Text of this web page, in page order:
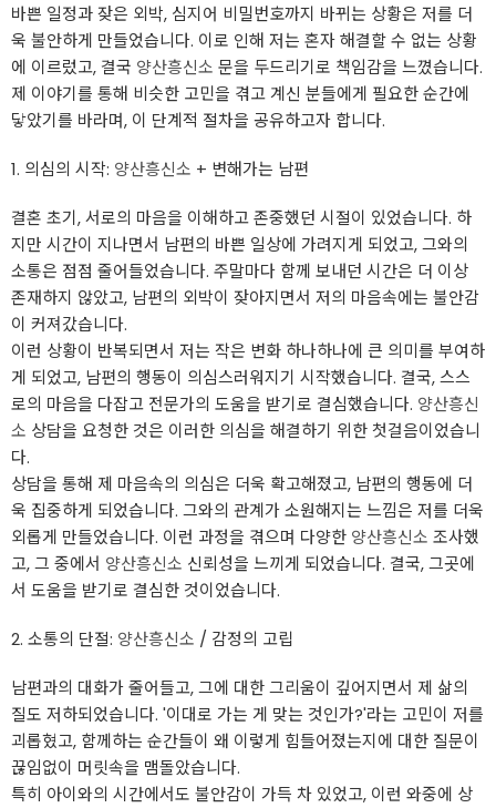
바쁜 일정과 잦은 외박, 심지어 비밀번호까지 바뀌는 상황은 저를 더
욱 불안하게 만들었습니다. 이로 인해 저는 혼자 해결할 수 없는 상황
에 이르렀고, 결국 양산흥신소 문을 두드리기로 책임감을 느꼈습니다.
제 이야기를 통해 비슷한 고민을 겪고 계신 분들에게 필요한 순간에
닿았기를 바라며, 이 단계적 절차을 공유하고자 합니다.
1. 의심의 시작: 양산흥신소 + 변해가는 남편
결혼 초기, 서로의 마음을 이해하고 존중했던 시절이 있었습니다. 하
지만 시간이 지나면서 남편의 바쁜 일상에 가려지게 되었고, 그와의
소통은 점점 줄어들었습니다. 주말마다 함께 보내던 시간은 더 이상
존재하지 않았고, 남편의 외박이 잦아지면서 저의 마음속에는 불안감
이 커져갔습니다.
이런 상황이 반복되면서 저는 작은 변화 하나하나에 큰 의미를 부여하
게 되었고, 남편의 행동이 의심스러워지기 시작했습니다. 결국, 스스
로의 마음을 다잡고 전문가의 도움을 받기로 결심했습니다. 양산흥신
소 상담을 요청한 것은 이러한 의심을 해결하기 위한 첫걸음이었습니
다.
상담을 통해 제 마음속의 의심은 더욱 확고해졌고, 남편의 행동에 더
욱 집중하게 되었습니다. 그와의 관계가 소원해지는 느낌은 저를 더욱
외롭게 만들었습니다. 이런 과정을 겪으며 다양한 양산흥신소 조사했
고, 그 중에서 양산흥신소 신뢰성을 느끼게 되었습니다. 결국, 그곳에
서 도움을 받기로 결심한 것이었습니다.
2. 소통의 단절: 양산흥신소 / 감정의 고립
남편과의 대화가 줄어들고, 그에 대한 그리움이 깊어지면서 제 삶의
질도 저하되었습니다. '이대로 가는 게 맞는 것인가?'라는 고민이 저를
괴롭혔고, 함께하는 순간들이 왜 이렇게 힘들어졌는지에 대한 질문이
끊임없이 머릿속을 맴돌았습니다.
특히 아이와의 시간에서도 불안감이 가득 차 있었고, 이런 와중에 상